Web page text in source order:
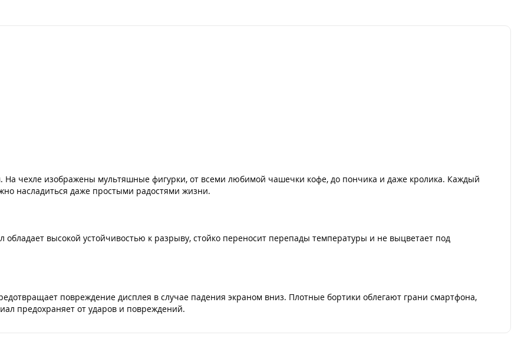
чехле изображены мультяшные фигурки, от всеми любимой чашечки кофе, до пончика и даже кролика. Каждый
насладиться даже простыми радостями жизни.
обладает высокой устойчивостью к разрыву, стойко переносит перепады температуры и не выцветает под
повреждение дисплея в случае падения экраном вниз. Плотные бортики облегают грани смартфона,
предохраняет от ударов и повреждений.